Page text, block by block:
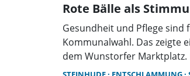
Rote Bälle als
Gesundheit und Pflege sind
Kommunalwahl. Das zeigte
dem Wunstorfer
ihre politischen Prioritäten